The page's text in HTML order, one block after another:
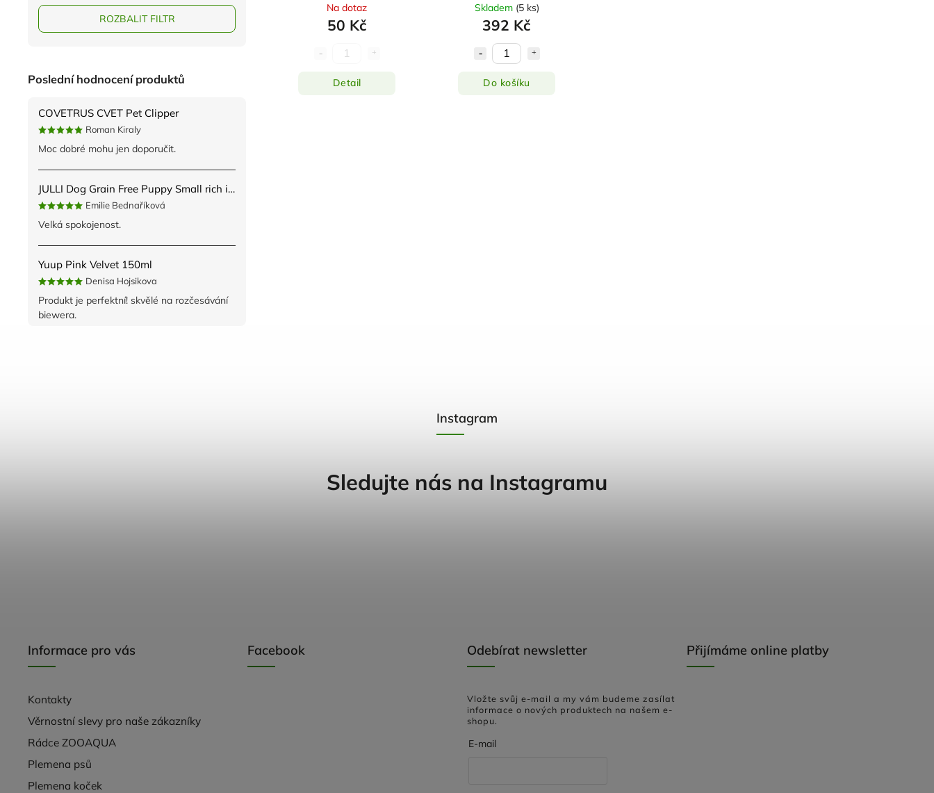
ROZBALIT FILTR
Poslední hodnocení produktů
COVETRUS CVET Pet Clipper
Roman Kiraly
Moc dobré mohu jen doporučit.
JULLI Dog Grain Free Puppy Small rich in fresh Turkey & Potato 2kg
Emilie Bednaříková
Velká spokojenost.
Yuup Pink Velvet 150ml
Denisa Hojsikova
Produkt je perfektní! skvělé na rozčesávání
biewera.
Na dotaz
50 Kč
Detail
Skladem (5 ks)
392 Kč
Do košíku
Informace pro vás
Kontakty
Věrnostní slevy pro naše zákazníky
Rádce ZOOAQUA
Plemena psů
Plemena koček
Facebook Odebírat newsletter
Vložte svůj e-mail a my vám budeme zasílat
informace o nových produktech na našem e-
shopu.
E-mail
Přijímáme online platby
Instagram
Sledujte nás na Instagramu